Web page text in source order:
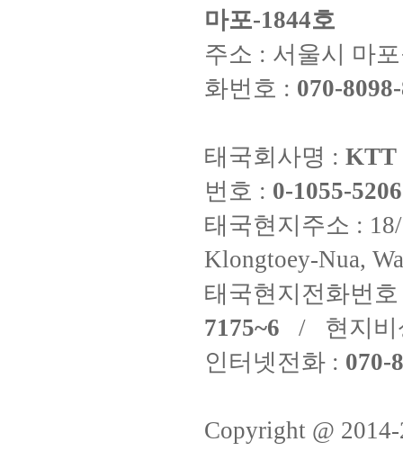
마포-1844호
주소 : 서울시 마
화번호 : 070-
태국회사명 : KTT
번호 : 0-1055-
태국현지주소 :
Klongtoey-Nua,
태국현지전화번
7175~6 / 현지비
인터넷전화 : 070-
Copyright @